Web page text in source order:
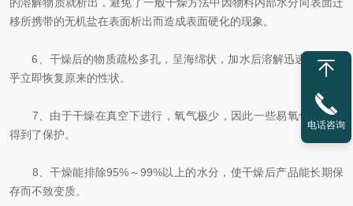
移所携带的无机盐在表面析出而造成表面硬化的现象。
6、干燥后的物质疏松多孔，呈海绵状，加水后溶解迅速而*，几
乎立即恢复原来的性状。
7、由于干燥在真空下进行，氧气极少，因此一些易氧化的物质
得到了保护。
8、干燥能排除95%～99%以上的水分，使干燥后产品能长期保
存而不致变质。
电话咨询